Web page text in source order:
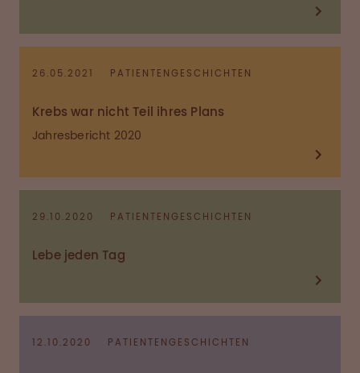
26.05.2021 PATIENTENGESCHICHTEN
Krebs war nicht Teil ihres Plans
Jahresbericht 2020
29.10.2020 PATIENTENGESCHICHTEN
Lebe jeden Tag
12.10.2020 PATIENTENGESCHICHTEN